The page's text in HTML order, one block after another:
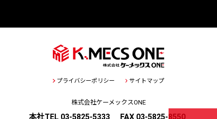
プライバシーポリシー サイトマップ
株式会社ケーメックスONE
本社TEL 03-5825-5333 FAX 03-5825-8550